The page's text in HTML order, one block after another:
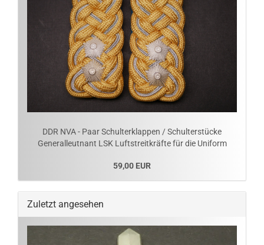
DDR NVA - Paar Schulterklappen / Schulterstücke
Generalleutnant LSK Luftstreitkräfte für die Uniform
59,00 EUR
Zuletzt angesehen